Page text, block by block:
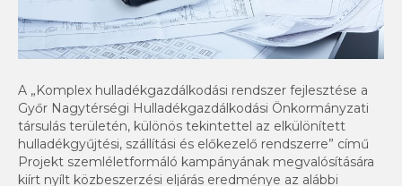
A „Komplex hulladékgazdálkodási rendszer fejlesztése a
Győr Nagytérségi Hulladékgazdálkodási Önkormányzati
társulás területén, különös tekintettel az elkülönített
hulladékgyűjtési, szállítási és előkezelő rendszerre” című
Projekt szemléletformáló kampányának megvalósítására
kiírt nyílt közbeszerzési eljárás eredménye az alábbi